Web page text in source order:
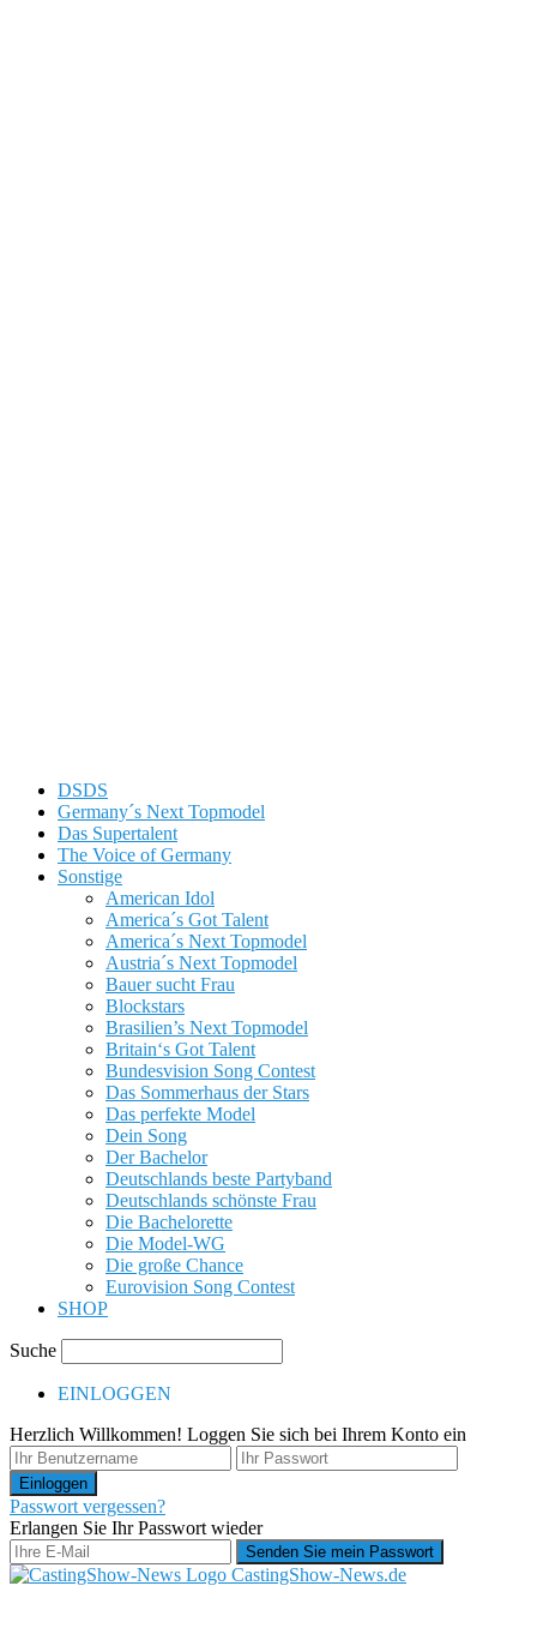
DSDS
Germany´s Next Topmodel
Das Supertalent
The Voice of Germany
Sonstige
American Idol
America´s Got Talent
America´s Next Topmodel
Austria´s Next Topmodel
Bauer sucht Frau
Blockstars
Brasilien’s Next Topmodel
Britain‘s Got Talent
Bundesvision Song Contest
Das Sommerhaus der Stars
Das perfekte Model
Dein Song
Der Bachelor
Deutschlands beste Partyband
Deutschlands schönste Frau
Die Bachelorette
Die Model-WG
Die große Chance
Eurovision Song Contest
SHOP
Suche
EINLOGGEN
Herzlich Willkommen! Loggen Sie sich bei Ihrem Konto ein
Passwort vergessen?
Erlangen Sie Ihr Passwort wieder
CastingShow-News.de